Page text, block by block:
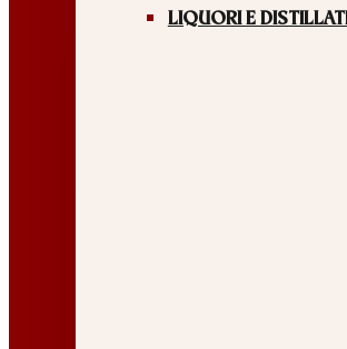
LIQUORI E DISTILLATI